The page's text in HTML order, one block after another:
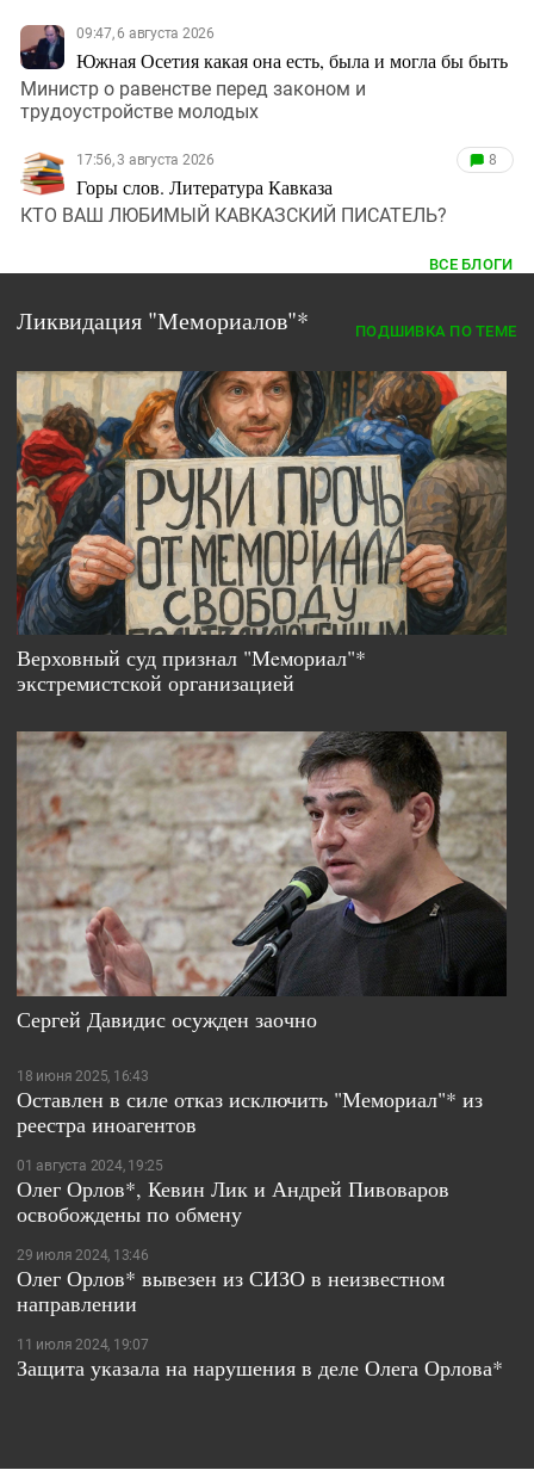
09:47, 6 августа 2026
Южная Осетия какая она есть, была и могла бы быть
Министр о равенстве перед законом и
трудоустройстве молодых
17:56, 3 августа 2026
Горы слов. Литература Кавказа
8
КТО ВАШ ЛЮБИМЫЙ КАВКАЗСКИЙ ПИСАТЕЛЬ?
ВСЕ БЛОГИ
Ликвидация "Мемориалов"* ПОДШИВКА ПО ТЕМЕ
Верховный суд признал "Мeмориал"*
экстремистской организацией
Сергей Давидис осужден заочно
18 июня 2025, 16:43
Оставлен в силе отказ исключить "Мемориал"* из
реестра иноагентов
01 августа 2024, 19:25
Олег Орлов*, Кевин Лик и Андрей Пивоваров
освобождены по обмену
29 июля 2024, 13:46
Олег Орлов* вывезен из СИЗО в неизвестном
направлении
11 июля 2024, 19:07
Защита указала на нарушения в деле Олега Орлова*